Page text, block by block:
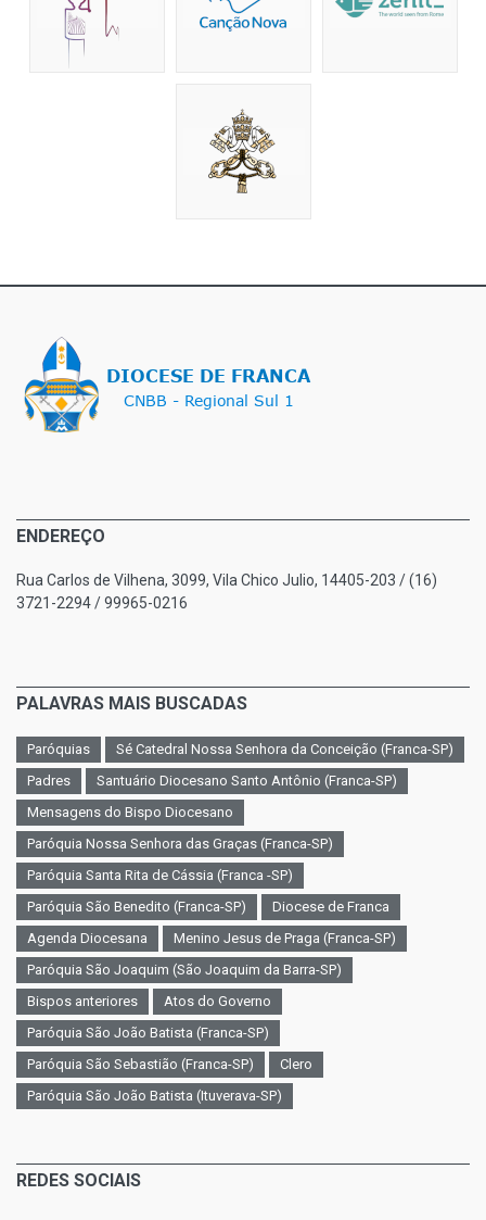
ENDEREÇO
Rua Carlos de Vilhena, 3099, Vila Chico Julio, 14405-203 / (16)
3721-2294 / 99965-0216
PALAVRAS MAIS BUSCADAS
Paróquias
Sé Catedral Nossa Senhora da Conceição (Franca-SP)
Padres
Santuário Diocesano Santo Antônio (Franca-SP)
Mensagens do Bispo Diocesano
Paróquia Nossa Senhora das Graças (Franca-SP)
Paróquia Santa Rita de Cássia (Franca -SP)
Paróquia São Benedito (Franca-SP)
Diocese de Franca
Agenda Diocesana
Menino Jesus de Praga (Franca-SP)
Paróquia São Joaquim (São Joaquim da Barra-SP)
Bispos anteriores
Atos do Governo
Paróquia São João Batista (Franca-SP)
Paróquia São Sebastião (Franca-SP)
Clero
Paróquia São João Batista (Ituverava-SP)
REDES SOCIAIS